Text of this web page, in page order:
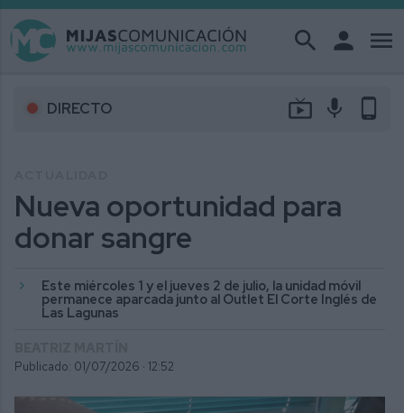
search person menu
DIRECTO live_tv mic phone_android
Nueva oportunidad para
donar sangre
Este miércoles 1 y el jueves 2 de julio, la unidad móvil
permanece aparcada junto al Outlet El Corte Inglés de
Las Lagunas
Publicado: 01/07/2026 · 12:52